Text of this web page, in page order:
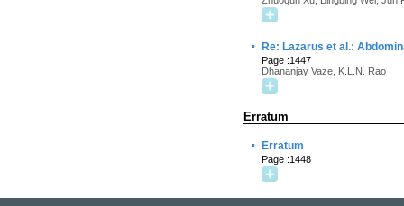
· Re: Lazarus et al.:
Page :1447
Dhananjay Vaze, K.L.N. Rao
Erratum
· Erratum
Page :1448